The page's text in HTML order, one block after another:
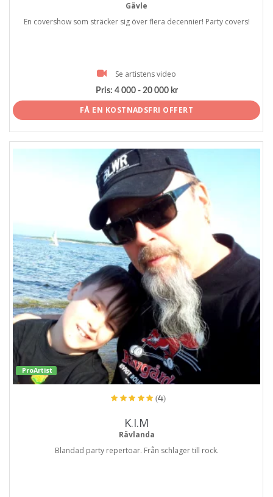
Gävle
En covershow som sträcker sig över flera decennier! Party covers!
Se artistens video
Pris: 4 000 - 20 000 kr
FÅ EN KOSTNADSFRI OFFERT
ProArtist
(4)
K.I.M
Rävlanda
Blandad party repertoar. Från schlager till rock.